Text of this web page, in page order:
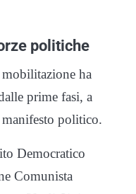
politiche
ha
prime fasi, a
politico.
Democratico
Comunista